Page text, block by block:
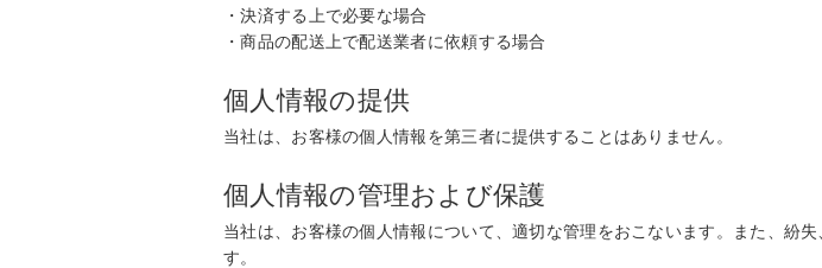
・決済する上で必要な場合
・商品の配送上で配送業者に依頼する場合
個人情報の提供
当社は、お客様の個人情報を第三者に提供することはありません。
個人情報の管理および保護
当社は、お客様の個人情報について、適切な管理をおこないます。また、紛
す。